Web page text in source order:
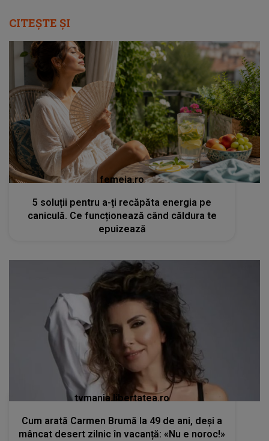
CITEȘTE ȘI
femeia.ro
5 soluții pentru a-ți recăpăta energia pe
caniculă. Ce funcționează când căldura te
epuizează
tvmania.libertatea.ro
Cum arată Carmen Brumă la 49 de ani, deși a
mâncat desert zilnic în vacanță: «Nu e noroc!»